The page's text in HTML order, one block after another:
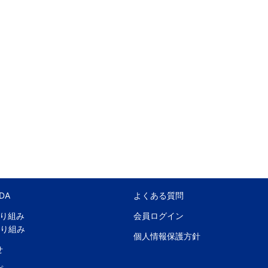
組み
組み
よくある質問
会員ログイン
個人情報保護方針